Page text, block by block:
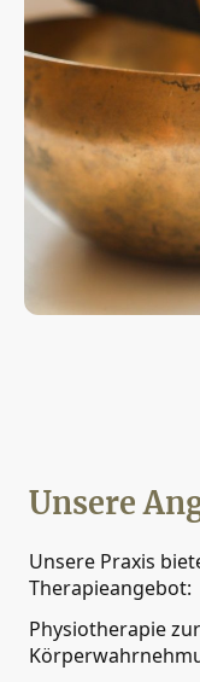
Unsere
Unsere Praxis
Therapieangebot:
Physiotherapie